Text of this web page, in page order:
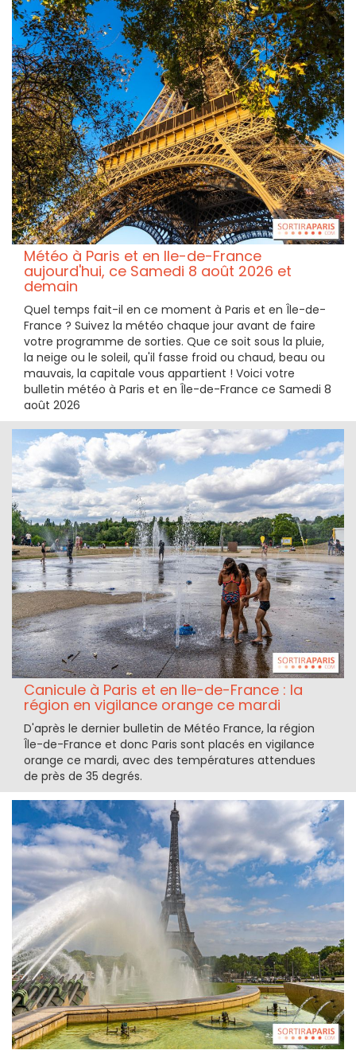
Météo à Paris et en Ile-de-France
aujourd'hui, ce Samedi 8 août 2026 et
demain
Quel temps fait-il en ce moment à Paris et en Île-de-
France ? Suivez la météo chaque jour avant de faire
votre programme de sorties. Que ce soit sous la pluie,
la neige ou le soleil, qu'il fasse froid ou chaud, beau ou
mauvais, la capitale vous appartient ! Voici votre
bulletin météo à Paris et en Île-de-France ce Samedi 8
août 2026
Canicule à Paris et en Ile-de-France : la
région en vigilance orange ce mardi
D'après le dernier bulletin de Météo France, la région
Île-de-France et donc Paris sont placés en vigilance
orange ce mardi, avec des températures attendues
de près de 35 degrés.